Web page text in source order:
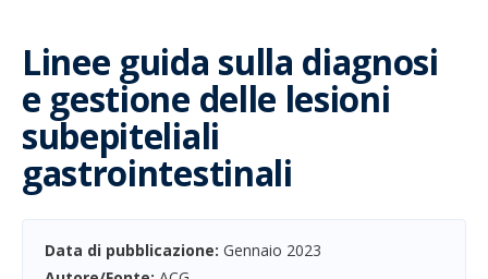
Linee guida sulla diagnosi
e gestione delle lesioni
subepiteliali
gastrointestinali
Data di pubblicazione: Gennaio 2023